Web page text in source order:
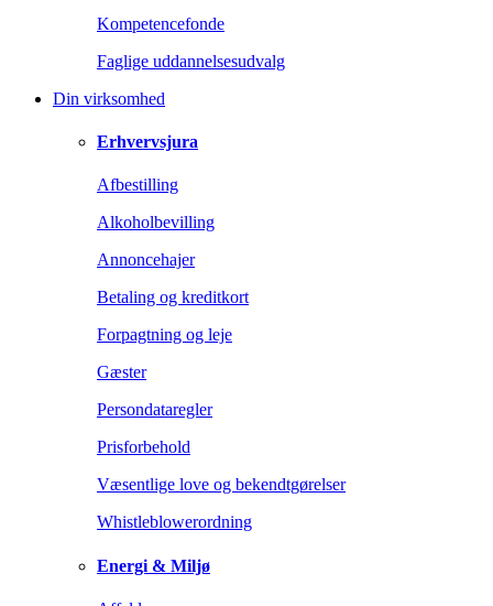
Kompetencefonde
Faglige uddannelsesudvalg
Din virksomhed
Erhvervsjura
Afbestilling
Alkoholbevilling
Annoncehajer
Betaling og kreditkort
Forpagtning og leje
Gæster
Persondataregler
Prisforbehold
Væsentlige love og bekendtgørelser
Whistleblowerordning
Energi & Miljø